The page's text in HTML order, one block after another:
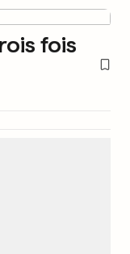
fois